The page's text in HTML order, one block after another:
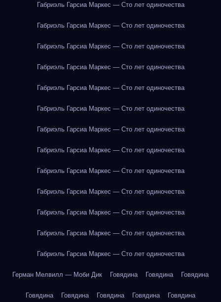
Габриэль Гарсиа Маркес — Сто лет одиночества
Габриэль Гарсиа Маркес — Сто лет одиночества
Габриэль Гарсиа Маркес — Сто лет одиночества
Габриэль Гарсиа Маркес — Сто лет одиночества
Габриэль Гарсиа Маркес — Сто лет одиночества
Габриэль Гарсиа Маркес — Сто лет одиночества
Габриэль Гарсиа Маркес — Сто лет одиночества
Габриэль Гарсиа Маркес — Сто лет одиночества
Габриэль Гарсиа Маркес — Сто лет одиночества
Габриэль Гарсиа Маркес — Сто лет одиночества
Габриэль Гарсиа Маркес — Сто лет одиночества
Габриэль Гарсиа Маркес — Сто лет одиночества
Габриэль Гарсиа Маркес — Сто лет одиночества
Герман Мелвилл — Моби Дик Говядина Говядина Говядина
Говядина Говядина Говядина Говядина Говядина